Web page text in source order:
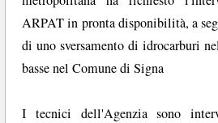
ARPAT in pronta disponibilità, a
di uno sversamento di idrocarburi
basse nel Comune di Signa
I tecnici dell'Agenzia sono